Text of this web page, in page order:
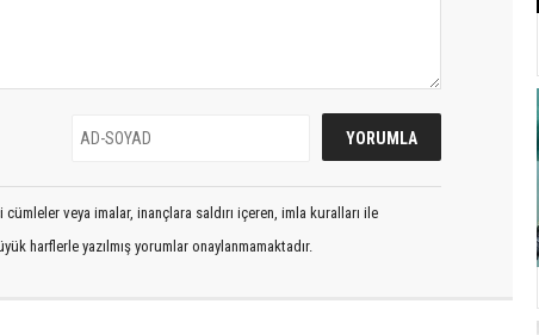
veya imalar, inançlara saldırı içeren, imla kuralları ile
harflerle yazılmış yorumlar onaylanmamaktadır.